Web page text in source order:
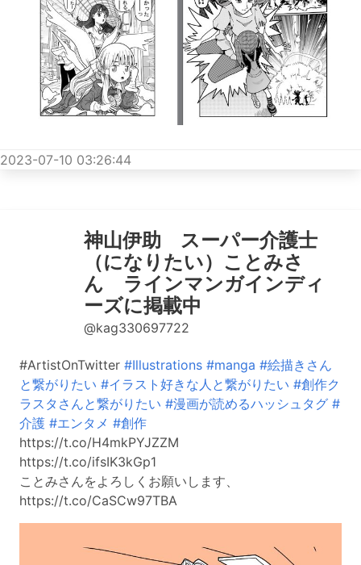
2023-07-10 03:26:44
神山伊助 スーパー介護士
（になりたい）ことみさ
ん ラインマンガインディ
ーズに掲載中
@kag330697722
#ArtistOnTwitter #Illustrations #manga #絵描きさん
と繋がりたい #イラスト好きな人と繋がりたい #創作ク
ラスタさんと繋がりたい #漫画が読めるハッシュタグ #
介護 #エンタメ #創作
https://t.co/H4mkPYJZZM
https://t.co/ifsIK3kGp1
ことみさんをよろしくお願いします、
https://t.co/CaSCw97TBA